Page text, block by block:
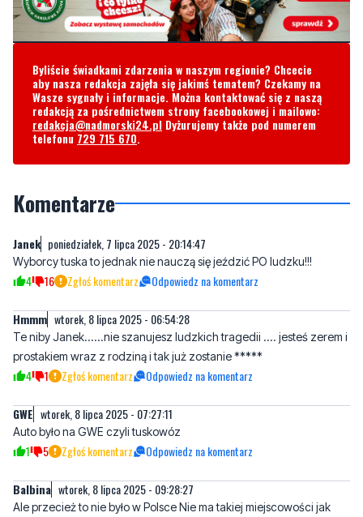
Byliście świadkami zdarzenia w naszym regionie? Chcecie
aby nasza redakcja zajęła się jakimś tematem? Czekamy na
Wasze sygnały i informacje. Można kontaktować się z naszą
redakcja@nadmorski24.plDyżurujemy także pod numerem
telefonu729 715 670.
Komentarze
Wyborcy tuska to jednak nie nauczą się jeździć PO ludzku!!!
Hmmm wtorek, 8 lipca 2025 - 06:54:28
Te niby Janek......nie szanujesz ludzkich tragedii .... jesteś zerem i
4 1 Zgłoś komentarz Odpowiedz na komentarz
GWE wtorek, 8 lipca 2025 - 07:27:11
Auto było na GWE czyli tuskowóz
Balbina wtorek, 8 lipca 2025 - 09:28:27
Ale przecież to nie było w Polsce Nie ma takiej miejscowości jak
3 1 Zgłoś komentarz Odpowiedz na komentarz